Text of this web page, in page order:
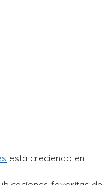
esta creciendo en